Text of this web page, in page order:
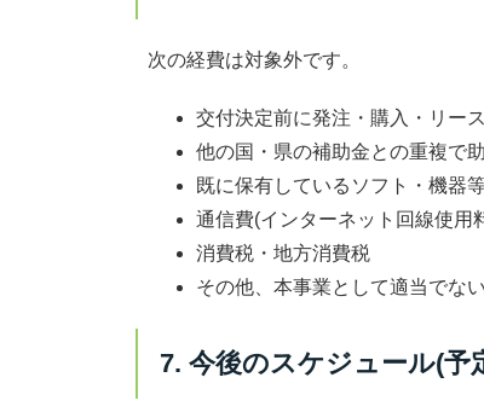
次の経費は対象外です。
交付決定前に発注・購入・リー
他の国・県の補助金との重複で
既に保有しているソフト・機器
通信費(インターネット回線使用
消費税・地方消費税
その他、本事業として適当でな
7. 今後のスケジュール(予